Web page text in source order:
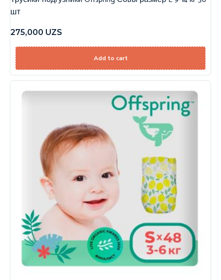
шт
275,000 UZS
Add to cart